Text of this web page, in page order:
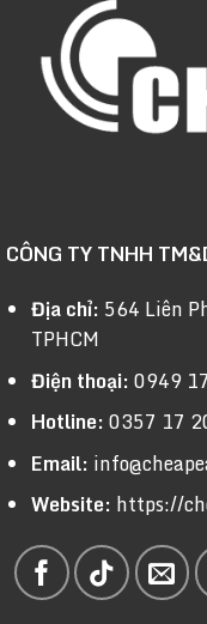
CÔNG TY TNHH
Địa chỉ: 564 Liên
TPHCM
Điện thoại:0949
Hotline:0357 17
Email:
Website: https://